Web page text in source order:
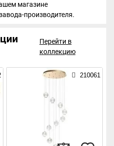
магазине
производителя.
Перейти в
коллекцию
210061